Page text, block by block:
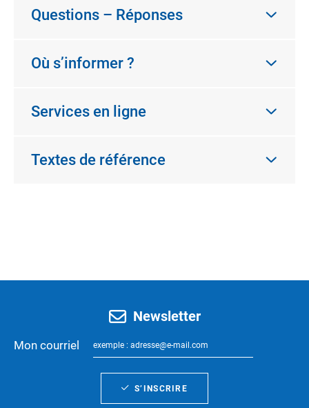
Questions – Réponses
Où s’informer ?
Services en ligne
Textes de référence
Newsletter
Mon courriel
S’INSCRIRE